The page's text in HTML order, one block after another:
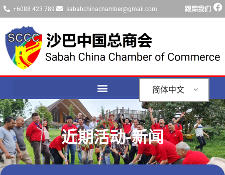
+6088 423 789 sabahchinachamber@gmail.com 跟踪我们
简体中文
近期活动-新闻